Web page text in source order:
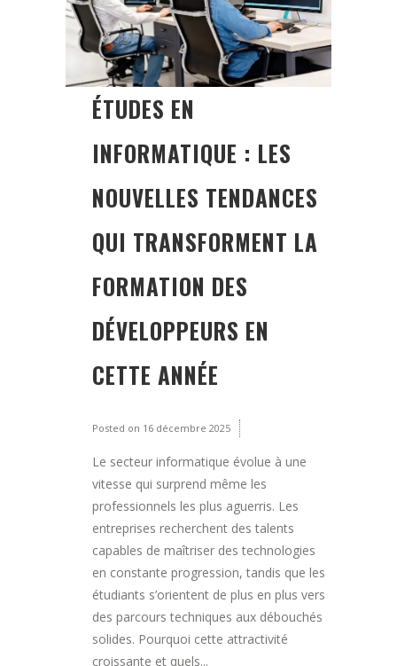
ÉTUDES EN
INFORMATIQUE : LES
NOUVELLES TENDANCES
QUI TRANSFORMENT LA
FORMATION DES
DÉVELOPPEURS EN
CETTE ANNÉE
Posted on 16 décembre 2025
Le secteur informatique évolue à une
vitesse qui surprend même les
professionnels les plus aguerris. Les
entreprises recherchent des talents
capables de maîtriser des technologies
en constante progression, tandis que les
étudiants s’orientent de plus en plus vers
des parcours techniques aux débouchés
solides. Pourquoi cette attractivité
croissante et quels...